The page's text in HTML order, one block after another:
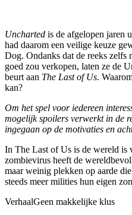
Uncharted is de afgelopen jaren
had daarom een veilige keuze
Dog. Ondanks dat de reeks zelfs
goed zou verkopen, laten ze de
beurt aan The Last of Us.
kan?
Om het spel voor iedereen
mogelijk spoilers verwerkt in de
ingegaan op de motivaties en
In The Last of Us is de wereld is
zombievirus heeft de
maar weinig plekken op aarde
steeds meer milities hun eigen
VerhaalGeen makkelijke klus